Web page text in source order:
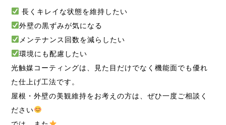
長くキレイな状態を維持したい
外壁の黒ずみが気になる
メンテナンス回数を減らしたい
環境にも配慮したい
光触媒コーティングは、見た目だけでなく機能面でも優れ
た仕上げ工法です。
屋根・外壁の美観維持をお考えの方は、ぜひ一度ご相談く
ださい